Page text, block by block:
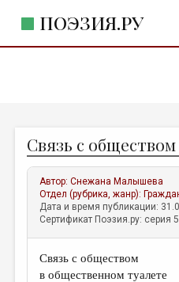
ПОЭЗИЯ.РУ
ЖАНРЫ
АВТОРЫ
КОММЕНТАРИИ
ЛИТСАЛОН
НОВОСТИ
Связь с обществом
Автор:Снежана Малышева
Отдел (рубрика, жанр):
Дата и время публикации:
Сертификат Поэзия.ру: серия
Связь с обществом
в общественном туалете